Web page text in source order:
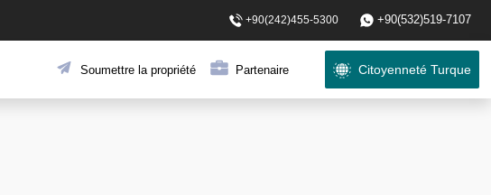
+90(242)455-5300 +90(532)519-7107
Soumettre la propriété Partenaire Citoyenneté Turque